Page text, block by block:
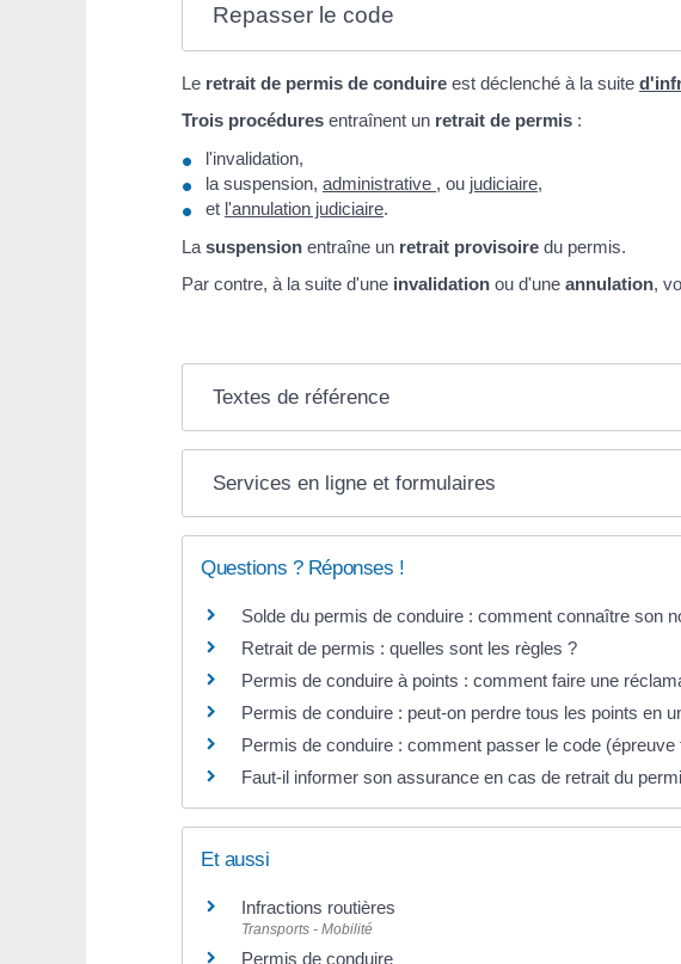
Repasser le code
Le retrait de permis de conduire est déclenché à la suite
Trois procédures entraînent un retrait de permis :
l'invalidation,
la suspension, administrative , ou judiciaire,
et l'annulation judiciaire.
La suspension entraîne un retrait provisoire du permis.
Par contre, à la suite d'une invalidation ou d'une annulation,
Textes de référence
Services en ligne et formulaires
Questions ? Réponses !
Solde du permis de conduire : comment connaître son
Retrait de permis : quelles sont les règles ?
Permis de conduire à points : comment faire une
Permis de conduire : peut-on perdre tous les points en
Permis de conduire : comment passer le code
Faut-il informer son assurance en cas de retrait du
Et aussi
Infractions routières
Transports - Mobilité
Permis de conduire